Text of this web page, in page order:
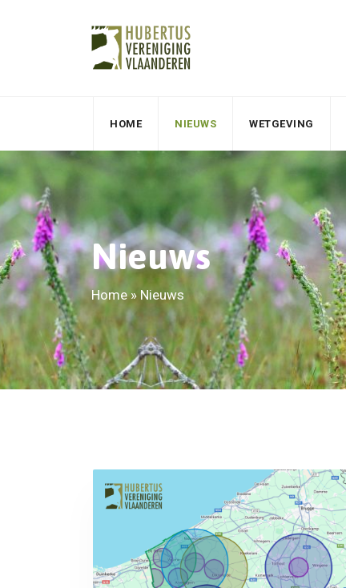
HOME NIEUWS WETGEVING
Nieuws
Home» Nieuws